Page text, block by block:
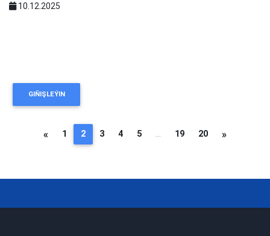
10.12.2025
GIŇIŞLEÝIN
«
1 2
(current)
3 4 5 ... 19 20
»